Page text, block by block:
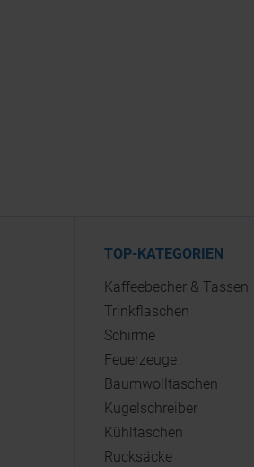
TOP-KATEGORIEN
Kaffeebecher & Tassen
Trinkflaschen
Schirme
Feuerzeuge
Baumwolltaschen
Kugelschreiber
Kühltaschen
Rucksäcke